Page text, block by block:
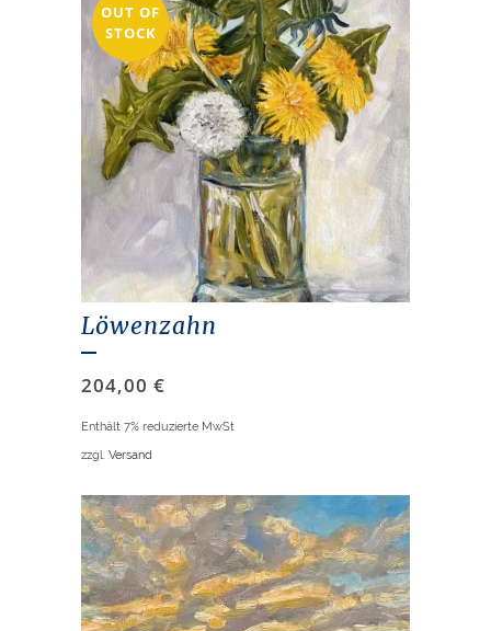
OUT OF
STOCK
Löwenzahn
204,00 €
Enthält 7% reduzierte MwSt
zzgl. Versand